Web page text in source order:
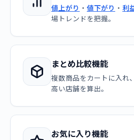
値上がり ・ 値下がり ・ 利
場トレンドを把握。
まとめ比較機能
複数商品をカートに入れ
高い店舗を算出。
お気に入り機能